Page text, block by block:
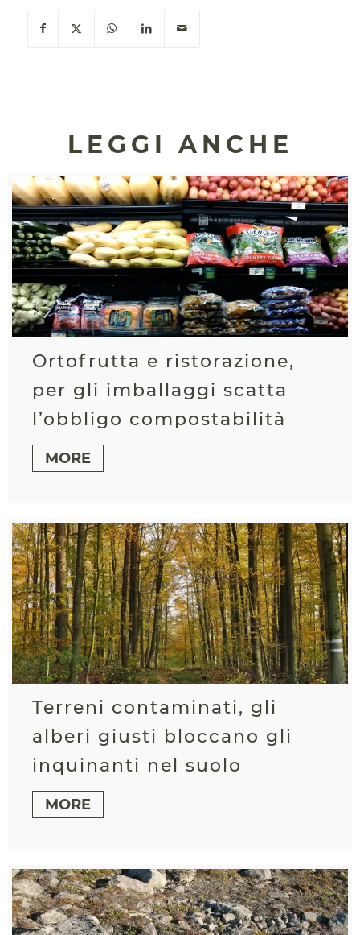
LEGGI ANCHE
Ortofrutta e ristorazione,
per gli imballaggi scatta
l’obbligo compostabilità
MORE
Terreni contaminati, gli
alberi giusti bloccano gli
inquinanti nel suolo
MORE